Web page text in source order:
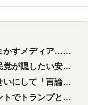
田芳生に発言自粛を要求
相と統一教会の深い関係
に利用する自民党応援団
同性婚や夫婦別姓を攻撃